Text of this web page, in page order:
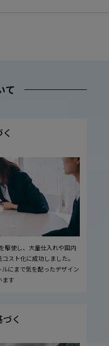
て
駆使し、大量仕入れや国内
スト化に成功しました。
にまで気を配ったデザイン
ます
く